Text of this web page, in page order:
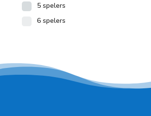
5 spelers
6 spelers